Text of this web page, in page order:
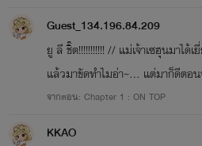
Guest_134.196.84.209
ยู ลี ชิ๊ต!!!!!!!!!!! // แม่เจ้าเซฮุนมาได้เ
แล้วมาขัดทำไมอ่า~... แต่มาก็ดีตอ
จากตอน: Chapter 1 : ON TOP
KKAO